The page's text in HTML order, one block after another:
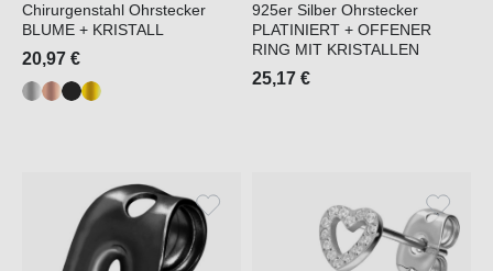
Chirurgenstahl Ohrstecker
BLUME + KRISTALL
20,97 €
925er Silber Ohrstecker
PLATINIERT + OFFENER
RING MIT KRISTALLEN
25,17 €